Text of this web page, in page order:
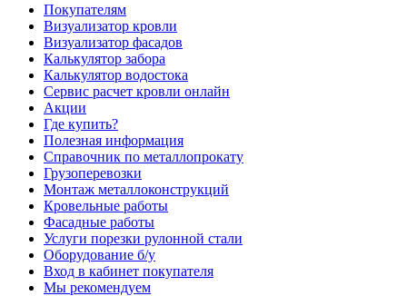
Покупателям
Визуализатор кровли
Визуализатор фасадов
Калькулятор забора
Калькулятор водостока
Сервис расчет кровли онлайн
Акции
Где купить?
Полезная информация
Справочник по металлопрокату
Грузоперевозки
Монтаж металлоконструкций
Кровельные работы
Фасадные работы
Услуги порезки рулонной стали
Оборудование б/у
Вход в кабинет покупателя
Мы рекомендуем